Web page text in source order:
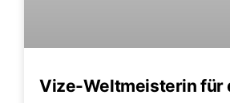
Vize-Weltmeisterin für